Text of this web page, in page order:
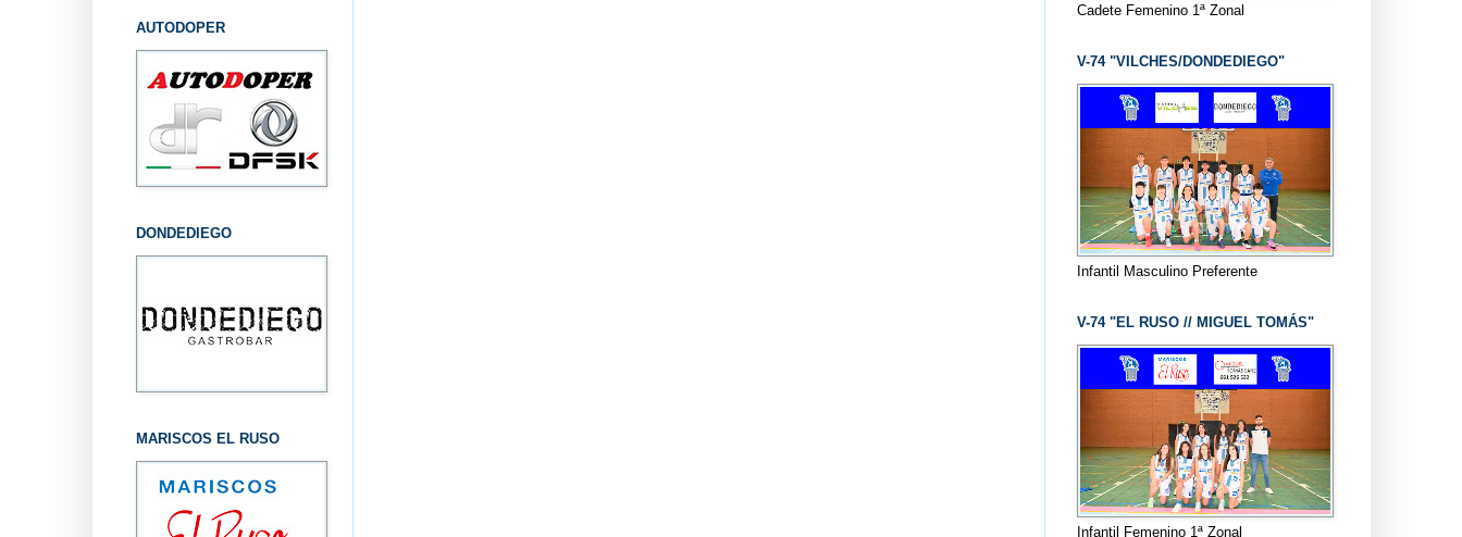
AUTODOPER
DONDEDIEGO
MARISCOS EL RUSO
Cadete Femenino 1ª Zonal
V-74 "VILCHES/DONDEDIEGO"
Infantil Masculino Preferente
V-74 "EL RUSO // MIGUEL TOMÁS"
Infantil Femenino 1ª Zonal